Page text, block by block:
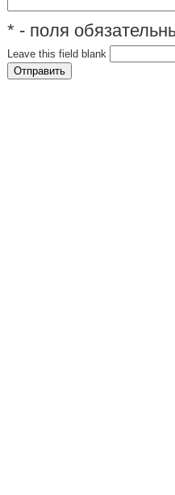
* - поля
Leave this field blank